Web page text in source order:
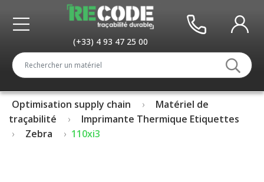
(+33) 4 93 47 25 00
Optimisation supply chain
Matériel de
traçabilité
Imprimante Thermique Etiquettes
Zebra
110xi3